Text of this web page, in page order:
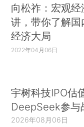
向松祚：宏观经
讲，带你了解国
经济大局
2022年04月06日
宇树科技IPO估
DeepSeek参与
2026年08月06日